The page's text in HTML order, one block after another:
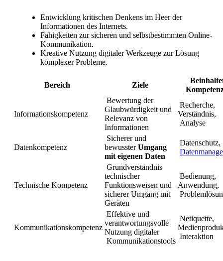
Entwicklung kritischen Denkens im Heer der
Informationen des Internets.
Fähigkeiten zur sicheren und selbstbestimmten Online-
Kommunikation.
Kreative Nutzung digitaler Werkzeuge zur Lösung
komplexer Probleme.
Bereich Ziele
Informationskompetenz
Bewertung der
Glaubwürdigkeit und
Relevanz von
Informationen
Recherche,
Verständnis,
Analyse
Datenkompetenz
Sicherer und
bewussterUmgang
mit eigenen Daten
Datenschutz,
Technische Kompetenz
Grundverständnis
technischer
Funktionsweisen und
sicherer Umgang mit
Geräten
Bedienung,
Anwendung,
Kommunikationskompetenz
Effektive und
verantwortungsvolle
Nutzung digitaler
Kommunikationstools
Netiquette,
Interaktion